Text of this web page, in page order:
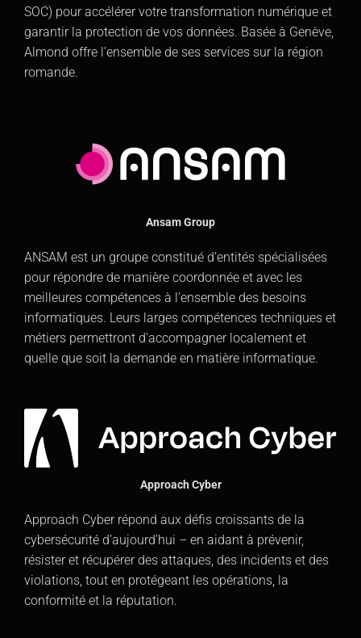
SOC) pour accélérer votre transformation numérique et
garantir la protection de vos données. Basée à Genève,
Almond offre l’ensemble de ses services sur la région
romande.
Ansam Group
ANSAM est un groupe constitué d’entités spécialisées
pour répondre de manière coordonnée et avec les
meilleures compétences à l’ensemble des besoins
informatiques. Leurs larges compétences techniques et
métiers permettront d’accompagner localement et
quelle que soit la demande en matière informatique.
Approach Cyber
Approach Cyber répond aux défis croissants de la
cybersécurité d’aujourd’hui – en aidant à prévenir,
résister et récupérer des attaques, des incidents et des
violations, tout en protégeant les opérations, la
conformité et la réputation.